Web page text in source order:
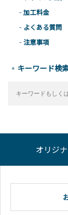
加工料金
よくある質問
注意事項
キーワード検
オリジ